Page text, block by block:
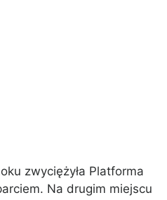
zwyciężyła Platforma
Na drugim miejscu